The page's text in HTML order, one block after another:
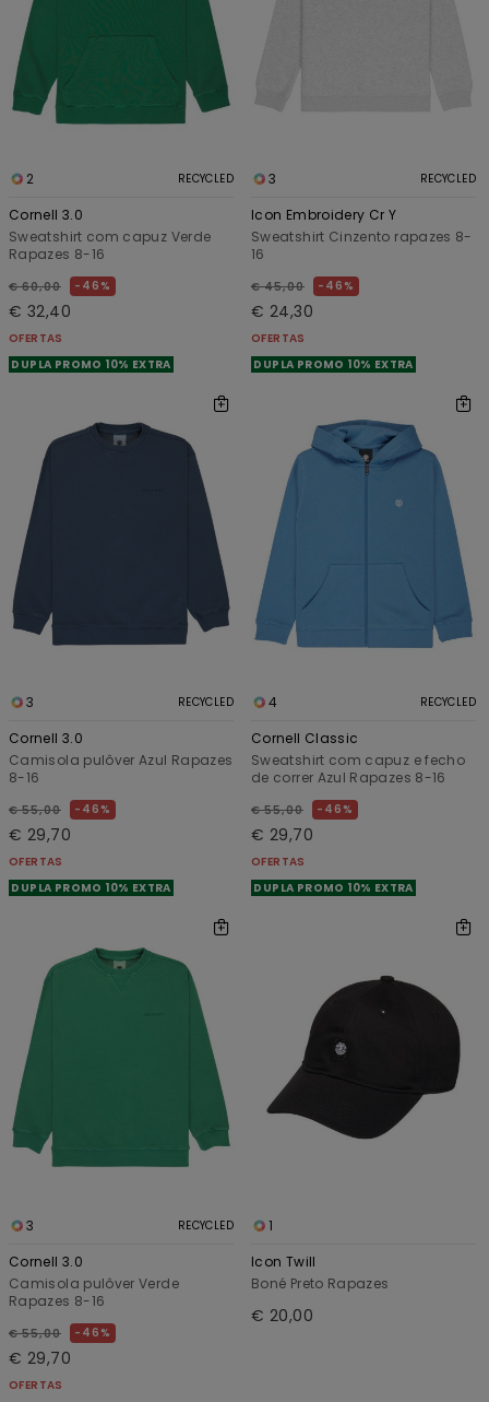
2 RECYCLED
Cornell 3.0
Sweatshirt com capuz Verde
Rapazes 8-16
€ 60,00 46%
€ 32,40
OFERTAS
DUPLA PROMO 10% EXTRA
3 RECYCLED
Icon Embroidery Cr Y
Sweatshirt Cinzento rapazes 8-
16
€ 45,00 46%
€ 24,30
OFERTAS
DUPLA PROMO 10% EXTRA
3 RECYCLED
Cornell 3.0
Camisola pulôver Azul Rapazes
8-16
€ 55,00 46%
€ 29,70
OFERTAS
DUPLA PROMO 10% EXTRA
4 RECYCLED
Cornell Classic
Sweatshirt com capuz e fecho
de correr Azul Rapazes 8-16
€ 55,00 46%
€ 29,70
OFERTAS
DUPLA PROMO 10% EXTRA
3 RECYCLED
Cornell 3.0
Camisola pulôver Verde
Rapazes 8-16
€ 55,00 46%
€ 29,70
OFERTAS
1
Icon Twill
Boné Preto Rapazes
€ 20,00